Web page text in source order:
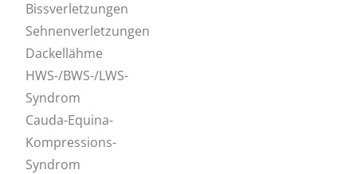
Bissverletzungen
Sehnenverletzungen
Dackellähme
HWS-/BWS-/LWS-
Syndrom
Cauda-Equina-
Kompressions-
Syndrom